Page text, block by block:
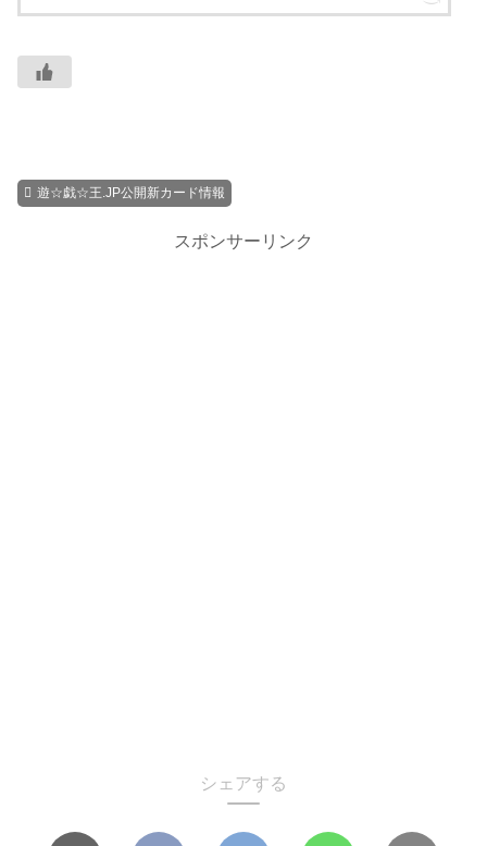
遊☆戯☆王.JP公開新カード情報
スポンサーリンク
シェアする